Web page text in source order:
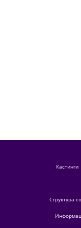
кастинги
Структура